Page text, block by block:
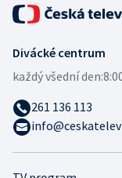
Divácké centrum
každý všední den:
261 136 113